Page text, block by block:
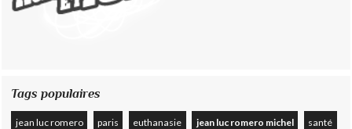
Tags populaires
jean luc romero paris euthanasie jean luc romero michel santé